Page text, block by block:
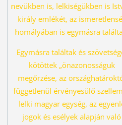
nevükben is, lelkiségükben is
király emlékét, az ismeret
homályában is egymásra
Egymásra találtak és
kötöttek „önazonosságuk
megőrzése, az
függetlenül érvényesülő
lelki magyar egység, az
jogok és esélyek alapján való